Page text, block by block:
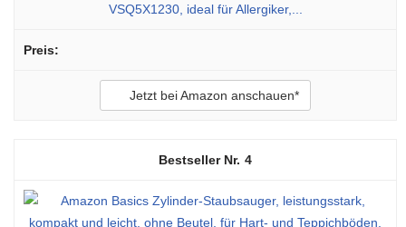
VSQ5X1230, ideal für Allergiker,...
Jetzt bei Amazon anschauen*
4